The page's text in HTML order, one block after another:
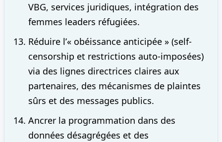
VBG, services juridiques, intégration des
femmes leaders réfugiées.
Réduire l’« obéissance anticipée » (self-
censorship et restrictions auto-imposées)
via des lignes directrices claires aux
partenaires, des mécanismes de plaintes
sûrs et des messages publics.
Ancrer la programmation dans des
données désagrégées et des